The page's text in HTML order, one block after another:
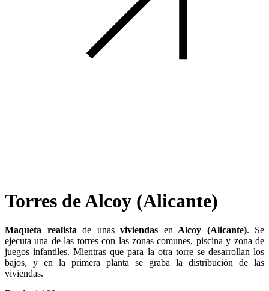
Torres de Alcoy (Alicante)
Maqueta realista de unas viviendas en Alcoy (Alicante). Se
ejecuta una de las torres con las zonas comunes, piscina y zona de
juegos infantiles. Mientras que para la otra torre se desarrollan los
bajos, y en la primera planta se graba la distribución de las
viviendas.